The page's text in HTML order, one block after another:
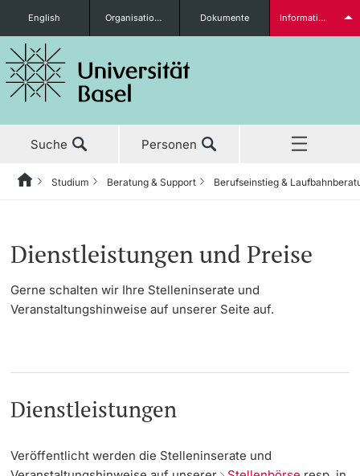
Studieninteressierte
Doktorierende
English Organisationseinheiten Dokumente Informationen für...
Suche Personen
Studienangebot
Tipps & Literatur
Dienstleistungen und Preise
Formular Arbeitgeber-Porträt
Forschung
HomeZurückStudium Beratung & Support Berufseinstieg &
Dienstleistungen und Preise
Gerne schalten wir Ihre Stelleninserate und
Veranstaltungshinweise auf unserer Seite auf.
Dienstleistungen
Veröffentlicht werden die Stelleninserate und